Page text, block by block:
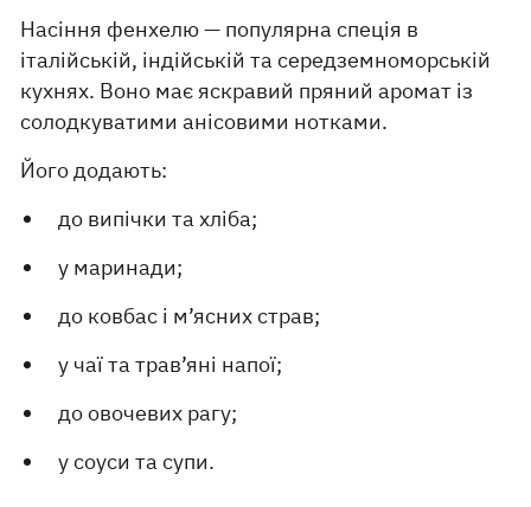
Насіння фенхелю — популярна спеція в
італійській, індійській та середземноморській
кухнях. Воно має яскравий пряний аромат із
солодкуватими анісовими нотками.
Його додають:
до випічки та хліба;
у маринади;
до ковбас і м’ясних страв;
у чаї та трав’яні напої;
до овочевих рагу;
у соуси та супи.